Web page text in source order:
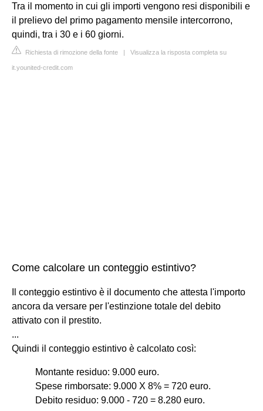
Tra il momento in cui gli importi vengono resi disponibili e
il prelievo del primo pagamento mensile intercorrono,
quindi, tra i 30 e i 60 giorni.
Richiesta di rimozione della fonte | Visualizza la risposta completa su
it.younited-credit.com
Come calcolare un conteggio estintivo?
Il conteggio estintivo è il documento che attesta l'importo
ancora da versare per l'estinzione totale del debito
attivato con il prestito.
...
Quindi il conteggio estintivo è calcolato così:
Montante residuo: 9.000 euro.
Spese rimborsate: 9.000 X 8% = 720 euro.
Debito residuo: 9.000 - 720 = 8.280 euro.